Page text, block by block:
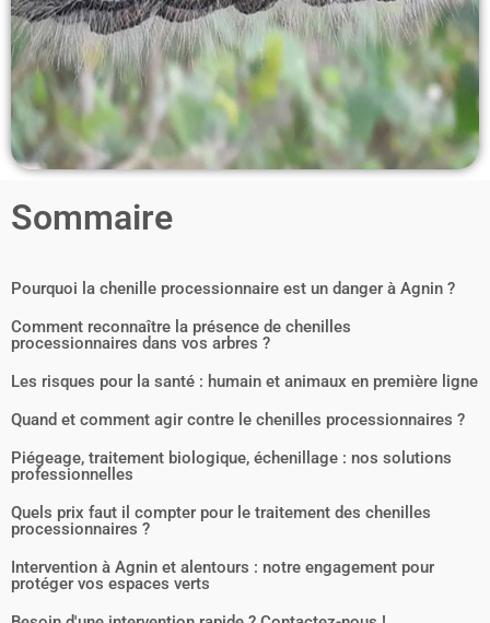
Sommaire
Pourquoi la chenille processionnaire est un danger à Agnin ?
Comment reconnaître la présence de chenilles
processionnaires dans vos arbres ?
Les risques pour la santé : humain et animaux en première ligne
Quand et comment agir contre le chenilles processionnaires ?
Piégeage, traitement biologique, échenillage : nos solutions
professionnelles
Quels prix faut il compter pour le traitement des chenilles
processionnaires ?
Intervention à Agnin et alentours : notre engagement pour
protéger vos espaces verts